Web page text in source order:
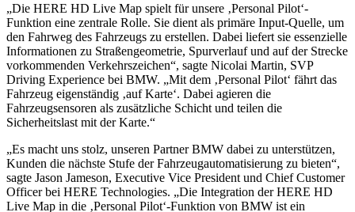
„Die HERE HD Live Map spielt für unsere ‚Personal Pilot‘-
Funktion eine zentrale Rolle. Sie dient als primäre Input-Quelle, um
den Fahrweg des Fahrzeugs zu erstellen. Dabei liefert sie essenzielle
Informationen zu Straßengeometrie, Spurverlauf und auf der Strecke
vorkommenden Verkehrszeichen“, sagte Nicolai Martin, SVP
Driving Experience bei BMW. „Mit dem ‚Personal Pilot‘ fährt das
Fahrzeug eigenständig ‚auf Karte‘. Dabei agieren die
Fahrzeugsensoren als zusätzliche Schicht und teilen die
Sicherheitslast mit der Karte.“
„Es macht uns stolz, unseren Partner BMW dabei zu unterstützen,
Kunden die nächste Stufe der Fahrzeugautomatisierung zu bieten“,
sagte Jason Jameson, Executive Vice President und Chief Customer
Officer bei HERE Technologies. „Die Integration der HERE HD
Live Map in die ‚Personal Pilot‘-Funktion von BMW ist ein